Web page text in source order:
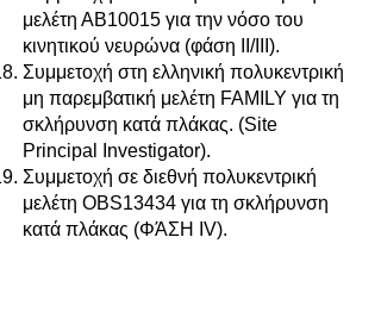
μελέτη ΑΒ10015 για την νόσο του
κινητικού νευρώνα (φάση II/ΙΙΙ).
Συμμετοχή στη ελληνική πολυκεντρική
μη παρεμβατική μελέτη FAMILY για τη
σκλήρυνση κατά πλάκας. (Site
Principal Investigator).
Συμμετοχή σε διεθνή πολυκεντρική
μελέτη OBS13434 για τη σκλήρυνση
κατά πλάκας (ΦΆΣΗ IV).